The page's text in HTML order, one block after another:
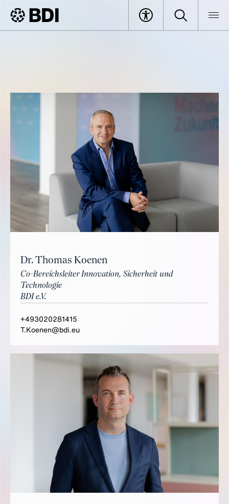
Dr. Thomas Koenen
Co-Bereichsleiter Innovation, Sicherheit und
Technologie
BDI e.V.
+493020281415
T.Koenen@bdi.eu